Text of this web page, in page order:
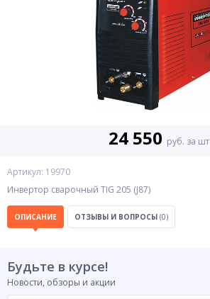
Артикул: 19970
Инвертор сварочный TIG 205 (J87)
24 550 руб. за шт
ОПИСАНИЕ ОТЗЫВЫ И ВОПРОСЫ (0)
Будьте в курсе!
Новости, обзоры и акции